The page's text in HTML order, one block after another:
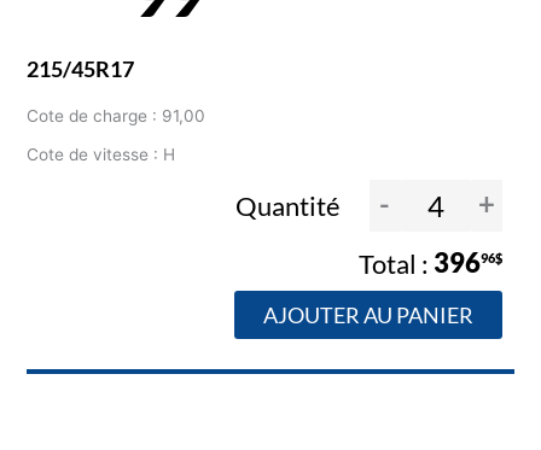
215/45R17
Cote de charge : 91,00
Cote de vitesse : H
Quantité - +
39696$
AJOUTER AU PANIER